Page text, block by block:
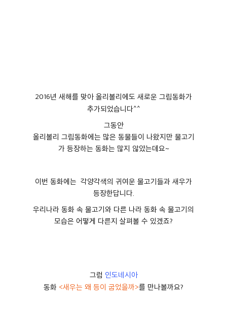
2016년 새해를 맞아 올리볼리에도 새로운 그림동화가
추가되었습니다^^
그동안
올리볼리 그림동화에는 많은 동물들이 나왔지만 물고기
가 등장하는 동화는 많지 않았는데요~
이번 동화에는 각양각색의 귀여운 물고기들과 새우가
등장한답니다.
우리나라 동화 속 물고기와 다른 나라 동화 속 물고기의
모습은 어떻게 다른지 살펴볼 수 있겠죠?
그럼 인도네시아
동화 <새우는 왜 등이 굽었을까>를 만나볼까요?